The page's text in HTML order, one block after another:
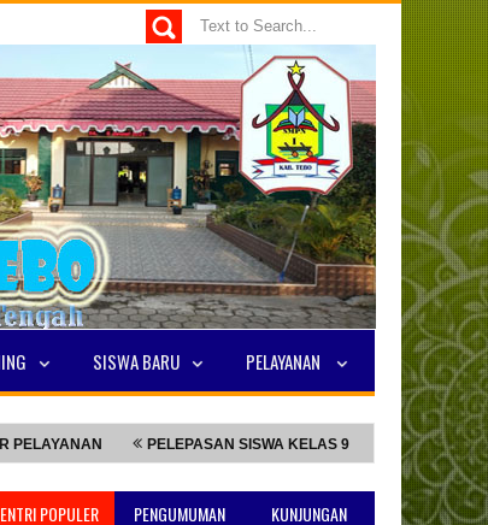
SISWA BARU PELAYANAN
PELEPASAN SISWA KELAS 9 NILAI TKA TERTINGGI
ENTRI POPULER PENGUMUMAN KUNJUNGAN